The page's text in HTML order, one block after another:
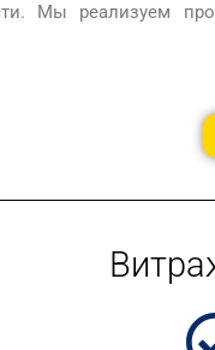
Мы реализуем